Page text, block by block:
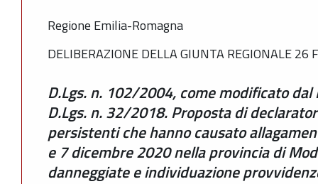
Regione Emilia-Romagna
DELIBERAZIONE DELLA GIUNTA REGIONALE 26
D.Lgs. n. 102/2004, come modificato
D.Lgs. n. 32/2018. Proposta di
persistenti che hanno causato
e 7 dicembre 2020 nella provincia di
danneggiate e individuazione